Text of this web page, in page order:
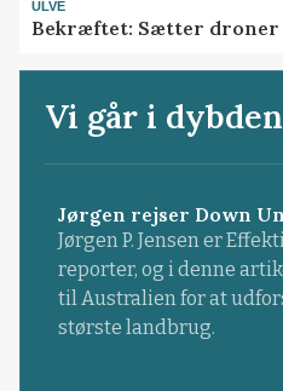
ULVE
Bekræftet: Sætter droner
Vi går i
Jørgen rejser Down
Jørgen P. Jensen er
reporter, og i denne
til Australien for at
største landbrug.